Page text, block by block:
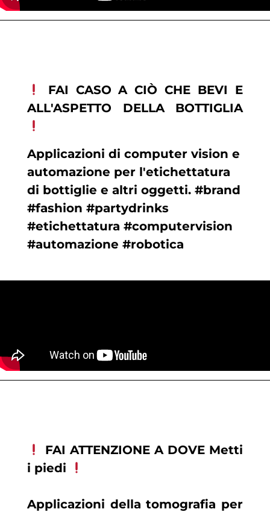
FAI CASO A CIÒ CHE BEVI E
ALL'ASPETTO DELLA BOTTIGLIA
Applicazioni di computer vision e
automazione per l'etichettatura
di bottiglie e altri oggetti. #brand
#fashion #partydrinks
#etichettatura #computervision
#automazione #robotica
FAI ATTENZIONE A DOVE Metti
i piedi
Applicazioni della tomografia per